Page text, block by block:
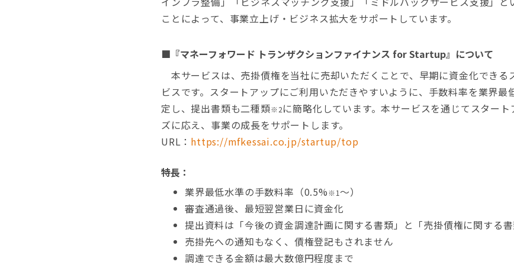
ことによって、事業立上げ・ビジネス拡大をサポートしています。
■『マネーフォワード トランザクションファイナンス for Startup』について
本サービスは、売掛債権を当社に売却いただくことで、早期に資金化できる
ビスです。スタートアップにご利用いただきやすいように、手数料率を業界最
定し、提出書類も二種類※2に簡略化しています。本サービスを通じてスター
ズに応え、事業の成長をサポートします。
URL： https://mfkessai.co.jp/startup/top
特長：
業界最低水準の手数料率（0.5%※1 ～）
審査通過後、最短翌営業日に資金化
提出資料は「今後の資金調達計画に関する書類」と「売掛債権に関する
売掛先への通知もなく、債権登記もされません
調達できる金額は最大数億円程度まで